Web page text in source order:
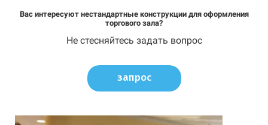
Вас интересуют нестандартные конструкции для оформления
торгового зала?
Не стесняйтесь задать вопрос
запрос